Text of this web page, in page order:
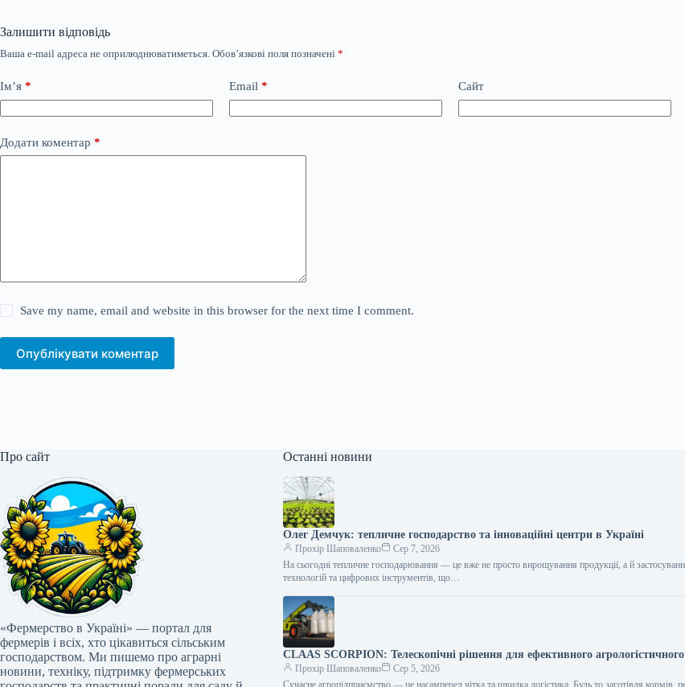
Залишити відповідь
Ваша e-mail адреса не оприлюднюватиметься. Обов’язкові поля позначені *
Ім’я * Email * Сайт
Додати коментар *
Save my name, email and website in this browser for the next time I comment.
Опублікувати коментар
Про сайт
«Фермерство в Україні» — портал для
фермерів і всіх, хто цікавиться сільським
господарством. Ми пишемо про аграрні
новини, техніку, підтримку фермерських
Останні новини
Олег Демчук: тепличне господарство та інноваційні центри в Україні
Прохір Шаповаленко
Сер 7, 2026
На сьогодні тепличне господарювання — це вже не просто вирощування продукції, а й
технологій та цифрових інструментів, що…
CLAAS SCORPION: Телескопічні рішення для ефективного
Прохір Шаповаленко
Сер 5, 2026
Сучасне агропідприємство — це насамперед чітка та швидка логістика. Будь то заготівля кормів,